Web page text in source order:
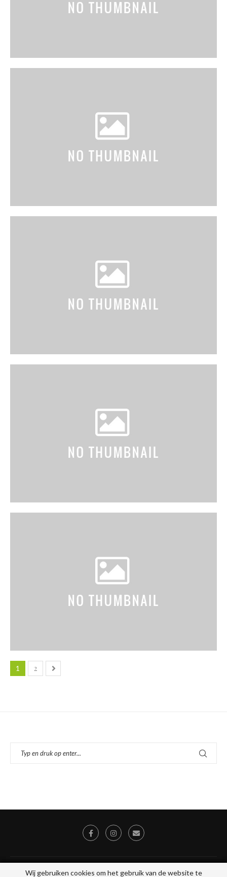
1 2
© 2026 - Alle rechten voorbehouden, Stichting Toegankelijk Uit Eten, KVK
Wij gebruiken cookies om het gebruik van de website te
Wij gebruiken cookies om het gebruik van de website te